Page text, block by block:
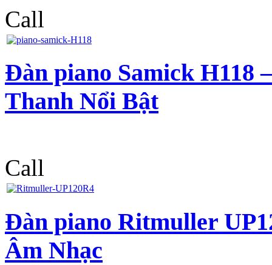
Call
Đàn piano Samick H118
Thanh Nổi Bật
Call
Đàn piano Ritmuller
Âm Nhạc